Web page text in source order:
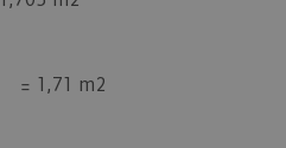
= 1,71 m2